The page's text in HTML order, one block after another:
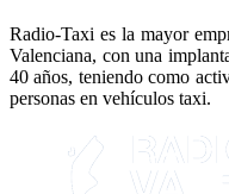
Radio-Taxi es la mayor
Valenciana, con una
40 años, teniendo como
personas en vehículos taxi.